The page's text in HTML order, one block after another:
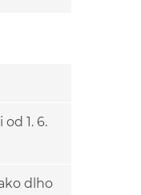
1. 6.
dlho